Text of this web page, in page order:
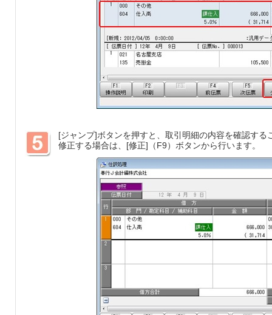
[ジャンプ]ボタンを押すと、取引明細の内容を確認する
修正する場合は、[修正]（F9）ボタンから行います。